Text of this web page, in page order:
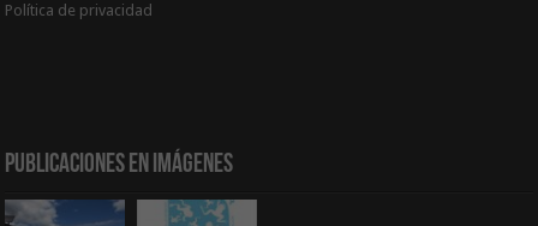
Política de privacidad
Publicaciones en Imágenes